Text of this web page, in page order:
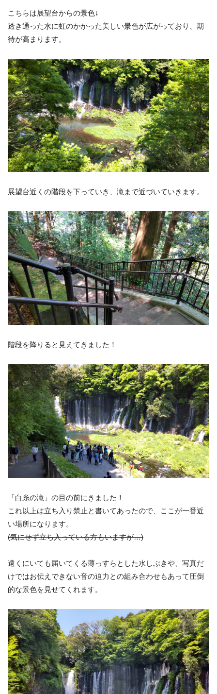
こちらは展望台からの景色↓
透き通った水に虹のかかった美しい景色が広がっており、期
待が高まります。
展望台近くの階段を下っていき、滝まで近づいていきます。
階段を降りると見えてきました！
「白糸の滝」の目の前にきました！
これ以上は立ち入り禁止と書いてあったので、ここが一番近
い場所になります。
(気にせず立ち入っている方もいますが…)
遠くにいても届いてくる薄っすらとした水しぶきや、写真だ
けではお伝えできない音の迫力との組み合わせもあって圧倒
的な景色を見せてくれます。